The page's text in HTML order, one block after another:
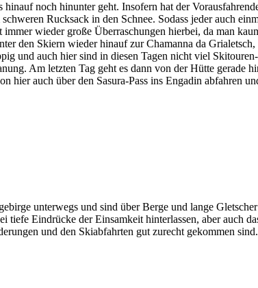
noch hinunter geht. Insofern hat der
Rucksack in den Schnee. Sodass jeder auch
wieder große Überraschungen hierbei, da man
den Skiern wieder hinauf zur Chamanna da
und auch hier sind in diesen Tagen nicht viel
Am letzten Tag geht es dann von der Hütte gerade
hier auch über den Sasura-Pass ins Engadin abfahren
unterwegs und sind über Berge und lange
tiefe Eindrücke der Einsamkeit hinterlassen, aber auch
und den Skiabfahrten gut zurecht gekommen sind.